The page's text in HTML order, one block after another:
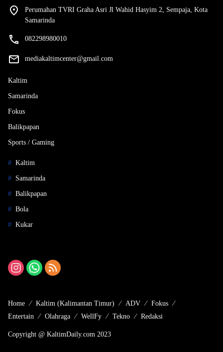
Perumahan TVRI Graha Asri Jl Wahid Hasyim 2, Sempaja, Kota
Samarinda
082298980010
mediakaltimcenter@gmail.com
Kaltim
Samarinda
Fokus
Balikpapan
Sports / Gaming
Kaltim
Samarinda
Balikpapan
Bola
Kukar
Home Kaltim (Kalimantan Timur) ADV
Fokus
Entertain
Olahraga WellFy Tekno Redaksi
Copyright @ KaltimDaily.com 2023